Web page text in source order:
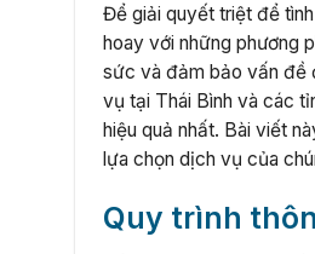
Để giải quyết triệt để
hoay với những phương
sức và đảm bảo vấn đề
vụ tại Thái Bình và các
hiệu quả nhất. Bài viết
lựa chọn dịch vụ của
Quy trình